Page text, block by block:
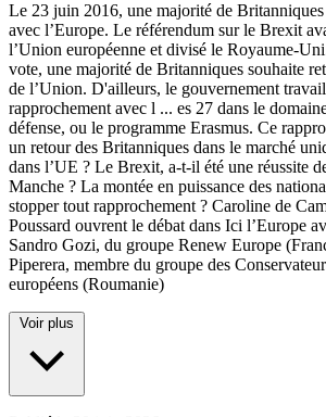
Le 23 juin 2016, une majorité de
avec l’Europe. Le référendum sur le Brexit
l’Union européenne et divisé le Royaume-
vote, une majorité de Britanniques souhaite
de l’Union. D'ailleurs, le gouvernement
rapprochement avec l ... es 27 dans le
défense, ou le programme Erasmus. Ce
un retour des Britanniques dans le marché
dans l’UE ? Le Brexit, a-t-il été une réussite
Manche ? La montée en puissance des
stopper tout rapprochement ? Caroline de
Poussard ouvrent le débat dans Ici l’Europe
Sandro Gozi, du groupe Renew Europe
Piperera, membre du groupe des
européens (Roumanie)
Voir plus